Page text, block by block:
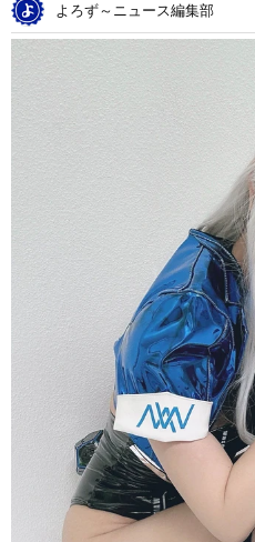
よろず～ニュース編集部